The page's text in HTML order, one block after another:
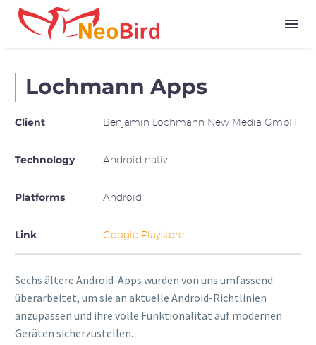
Lochmann Apps
Client Benjamin Lochmann New Media GmbH
Technology Android nativ
Platforms Android
Link Google Playstore
Sechs ältere Android-Apps wurden von uns umfassend
überarbeitet, um sie an aktuelle Android-Richtlinien
anzupassen und ihre volle Funktionalität auf modernen
Geräten sicherzustellen.